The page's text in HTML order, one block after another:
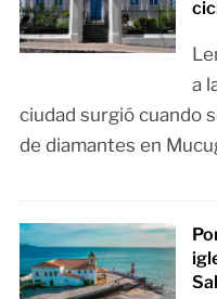
a
ciudad surgió cuando
de diamantes en